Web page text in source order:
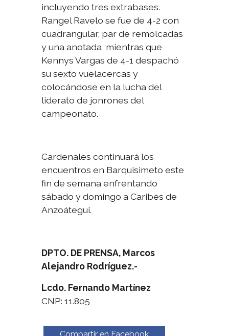
incluyendo tres extrabases.
Rangel Ravelo se fue de 4-2 con
cuadrangular, par de remolcadas
y una anotada, mientras que
Kennys Vargas de 4-1 despachó
su sexto vuelacercas y
colocándose en la lucha del
liderato de jonrones del
campeonato.
Cardenales continuará los
encuentros en Barquisimeto este
fin de semana enfrentando
sábado y domingo a Caribes de
Anzoátegui.
DPTO. DE PRENSA, Marcos
Alejandro Rodríguez.-
Lcdo. Fernando Martínez
CNP: 11.805